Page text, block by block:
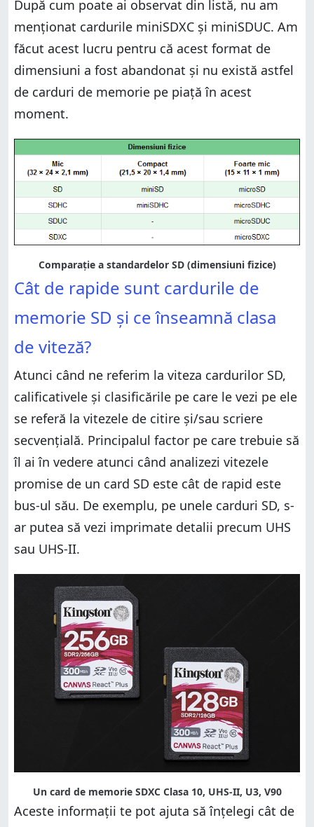
După cum poate ai observat din listă, nu am
menționat cardurile miniSDXC și miniSDUC. Am
făcut acest lucru pentru că acest format de
dimensiuni a fost abandonat și nu există astfel
de carduri de memorie pe piață în acest
moment.
Comparație a standardelor SD (dimensiuni fizice)
Cât de rapide sunt cardurile de
memorie SD și ce înseamnă clasa
de viteză?
Atunci când ne referim la viteza cardurilor SD,
calificativele și clasificările pe care le vezi pe ele
se referă la vitezele de citire și/sau scriere
secvențială. Principalul factor pe care trebuie să
îl ai în vedere atunci când analizezi vitezele
promise de un card SD este cât de rapid este
bus-ul său. De exemplu, pe unele carduri SD, s-
ar putea să vezi imprimate detalii precum UHS
sau UHS-II.
Un card de memorie SDXC Clasa 10, UHS-II, U3, V90
Aceste informații te pot ajuta să înțelegi cât de